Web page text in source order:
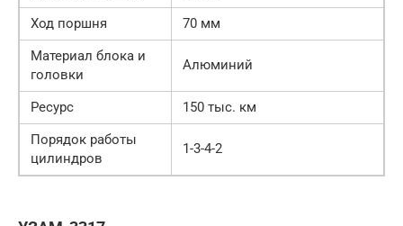
Ход поршня
70 мм
Материал блока и
головки
Алюминий
Ресурс
150 тыс. км
Порядок работы
цилиндров
1-3-4-2